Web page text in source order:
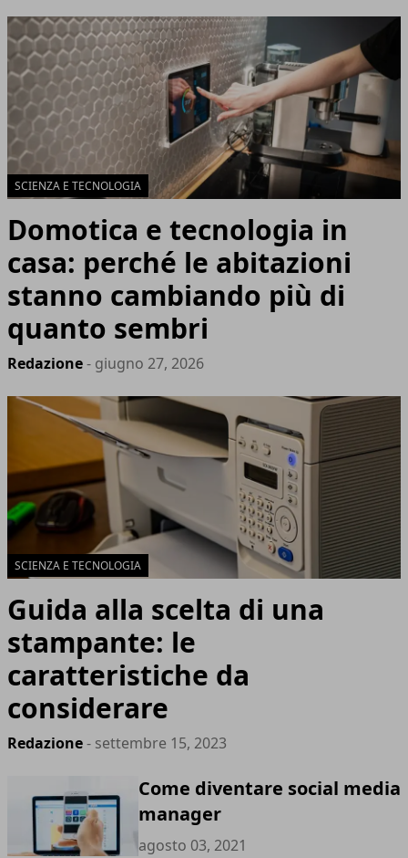
SCIENZA E TECNOLOGIA
Domotica e tecnologia in
casa: perché le abitazioni
stanno cambiando più di
quanto sembri
Redazione- giugno 27, 2026
SCIENZA E TECNOLOGIA
Guida alla scelta di una
stampante: le
caratteristiche da
considerare
Redazione- settembre 15, 2023
Come diventare social media
manager
agosto 03, 2021